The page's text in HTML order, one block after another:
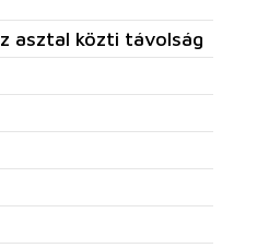
asztal közti távolság